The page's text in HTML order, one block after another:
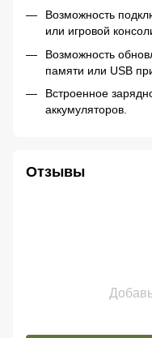
Возможность
или игровой
Возможность
памяти или USB
Встроенное
аккумуляторов.
Отзывы